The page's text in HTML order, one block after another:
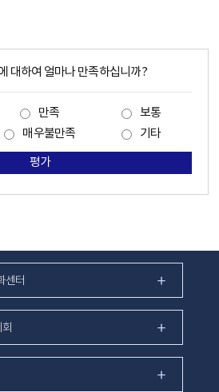
대하여 얼마나 만족하십니까?
만족
보통
매우불만족 기타
평가
센터